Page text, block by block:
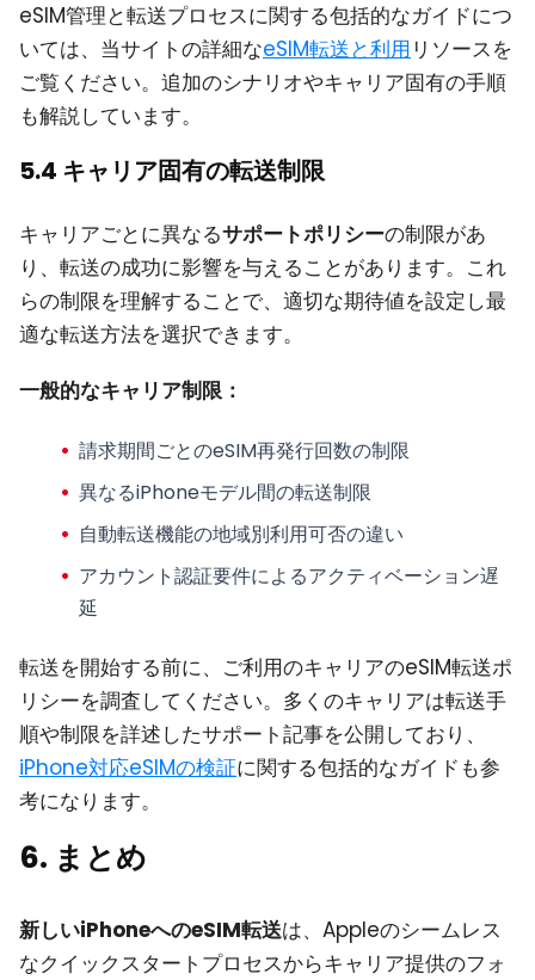
eSIM管理と転送プロセスに関する包括的なガイドにつ
いては、当サイトの詳細なeSIM転送と利用 リソースを
ご覧ください。追加のシナリオやキャリア固有の手順
も解説しています。
5.4 キャリア固有の転送制限
キャリアごとに異なるサポートポリシーの制限があ
り、転送の成功に影響を与えることがあります。これ
らの制限を理解することで、適切な期待値を設定し最
適な転送方法を選択できます。
一般的なキャリア制限：
請求期間ごとのeSIM再発行回数の制限
異なるiPhoneモデル間の転送制限
自動転送機能の地域別利用可否の違い
アカウント認証要件によるアクティベーション遅
延
転送を開始する前に、ご利用のキャリアのeSIM転送ポ
リシーを調査してください。多くのキャリアは転送手
順や制限を詳述したサポート記事を公開しており、
iPhone対応eSIMの検証に関する包括的なガイドも参
考になります。
6. まとめ
新しいiPhoneへのeSIM転送は、Appleのシームレス
なクイックスタートプロセスからキャリア提供のフォ